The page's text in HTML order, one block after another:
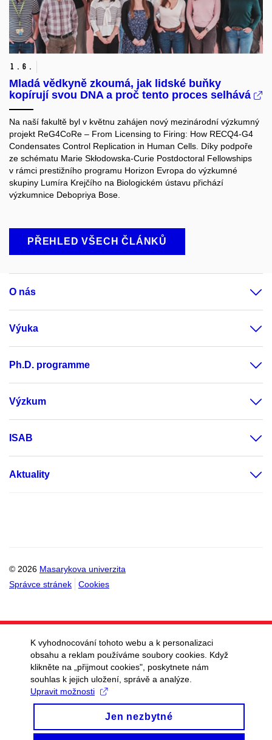
1. 6.
Mladá vědkyně zkoumá, jak lidské buňky
kopírují svou DNA a proč tento proces selhává
Na naší fakultě byl v květnu zahájen nový mezinárodní výzkumný
projekt ReG4CoRe – From Licensing to Firing: How RECQ4-G4
Condensates Control Replication in Human Cells. Díky podpoře
ze schématu Marie Skłodowska-Curie Postdoctoral Fellowships
v rámci prestižního programu Horizon Evropa do výzkumné
skupiny Lumíra Krejčího na Biologickém ústavu přichází
výzkumnice Debopriya Bose.
PŘEHLED VŠECH ČLÁNKŮ
O nás
Výuka
Ph.D. programme
Výzkum
ISAB
Aktuality
© 2026 Masarykova univerzita
Správce stránek
Cookies
K vyhodnocování tohoto webu a k personalizaci
obsahu a reklam používáme soubory cookies. Když
klikněte na „přijmout cookies", poskytnete nám
souhlas k jejich uložení, správě a analýze.
Upravit možnosti
Jen nezbytné